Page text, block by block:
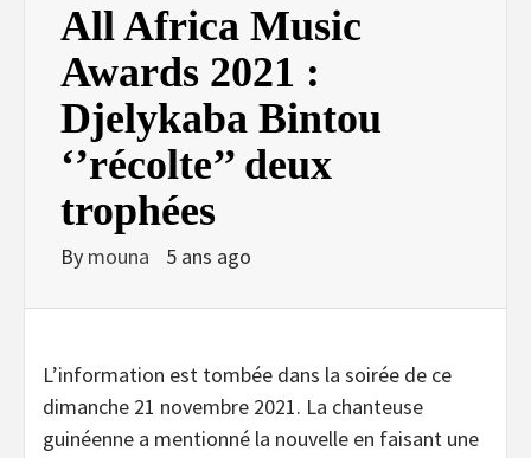
All Africa Music
Awards 2021 :
Djelykaba Bintou
‘’récolte’’ deux
trophées
By mouna 5 ans ago
L’information est tombée dans la soirée de ce
dimanche 21 novembre 2021. La chanteuse
guinéenne a mentionné la nouvelle en faisant une